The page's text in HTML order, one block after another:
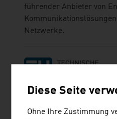
führender Anbieter von
Netzwerke.
Diese Seite
Ohne Ihre Zustimmung